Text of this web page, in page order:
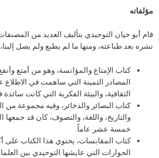
مؤلفاته
قام أبو حيان التوحيدي بتأليف العديد من
نشره بعد طباعته، ومنها ما لم يطبع ولم يصل
كتاب الإمتاع والمؤانسة، وهو من أمتع
المصادر الثمينة التي ساهمت في الاطلاع
الثقافية، والبيئة الفكرية التي كانت
كتاب البصائر والذخائر، وفيه مجموعة من
والتاريخ، واللغة، والتصوف، كان قد
خمسة عشر عاماً.
كتاب المقابسات، يحتوي هذا الكتاب على
الحوارات التي عايشها التوحيدي بين